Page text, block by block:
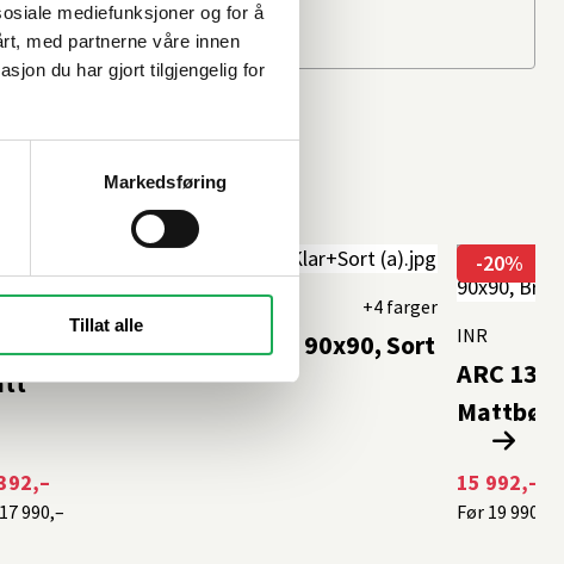
mediefunksjoner og for å
med partnerne våre innen
du har gjort tilgjengelig for
Markedsføring
Tillat alle
13 ORIGINAL Dusjhjørne 90x90, Sort
+4 farger
17 990,–
ARC 13
-20%
INR
15 992,–
Før 19 990,–